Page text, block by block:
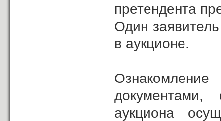
претендента
Один
в аукционе.
аукциона